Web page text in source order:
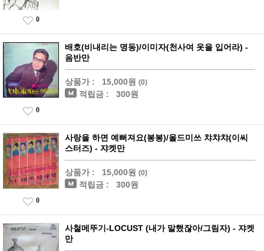
0
배호(비내리는 명동)/이미자(천사여 옷을 입어라) -
음반만
상품가 : 15,000원 (0)
적립금 : 300원
0
사랑을 하면 예뻐져요(봉봉)/올드미쓰 챠챠챠(이씨
스터즈) - 쟈켓만
상품가 : 15,000원 (0)
적립금 : 300원
0
사철메뚜기-LOCUST (내가 말했잖아/그림자) - 쟈켓
만